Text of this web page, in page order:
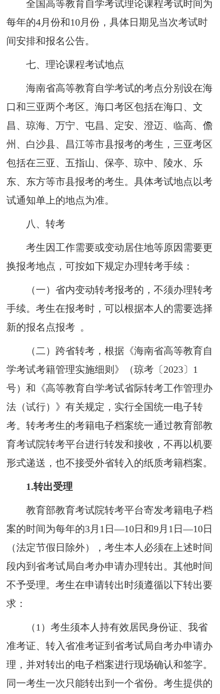
全国高等教育自学考试理论课程考试时间为
每年的4月份和10月份，具体日期见当次考试时
间安排和报名公告。
七、理论课程考试地点
海南省高等教育自学考试的考点分别设在海
口和三亚两个考区。海口考区包括在海口、文
昌、琼海、万宁、屯昌、定安、澄迈、临高、儋
州、白沙县、昌江等市县报考的考生，三亚考区
包括在三亚、五指山、保亭、琼中、陵水、乐
东、东方等市县报考的考生。具体考试地点以考
试通知单上的地点为准。
八 、转考
考生因工作需要或变动居住地等原因需要更
换报考地点，可按如下规定办理转考手续 ：
（一）省内变动转考报考的，不须办理转考
手续。考生在报考时，可以根据本人的需要选择
新的报名点报考 。
（二） 跨省转考，根据《海南省高等教育自
学考试考籍管理实施细则》
（琼考 〔 2023〕 1
号）和 《高等教育自学考试省际转考工作管理办
法（试行）》有关规定，实行全国统一电子转
考。转考考生的考籍电子档案统一通过教育部教
育考试院转考平台进行转发和接收，不再以机要
形式递送，也不接受外省转入的纸质考籍档案。
1.转出受理
教育部教育考试院转考平台寄发考籍电子档
案的时间为每年的3月1日—10日和9月1日—10日
（法定节假日除外）
，考生本人必须在上述时间
段内到省考试局自考办申请办理转出。其他时间
不予受理。考生在申请转出时须遵循以下转出要
求：
（1）考生须本人持有效居民身份证、我省
准考证、转入省准考证到省考试局自考办申请办
理，并对转出的电子档案进行现场确认和签字。
同一考生一次只能转出到一个省份。考生提供的